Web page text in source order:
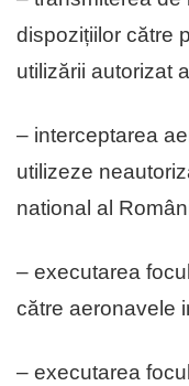
dispozițiilor către
utilizării autorizat
– interceptarea
utilizeze
national al
– executarea
către aeronavele
– executarea